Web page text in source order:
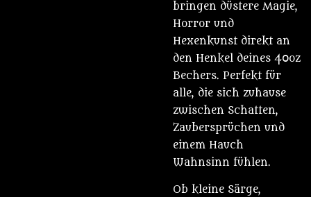
bringen düstere Magie,
Horror und
Hexenkunst direkt an
den Henkel deines 40oz
Bechers. Perfekt für
alle, die sich zuhause
zwischen Schatten,
Zaubersprüchen und
einem Hauch
Wahnsinn fühlen.
Ob kleine Särge,